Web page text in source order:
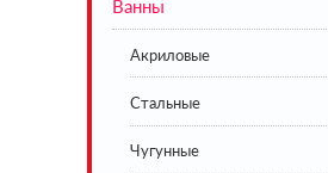
Ванны
Акриловые
Стальные
Чугунные